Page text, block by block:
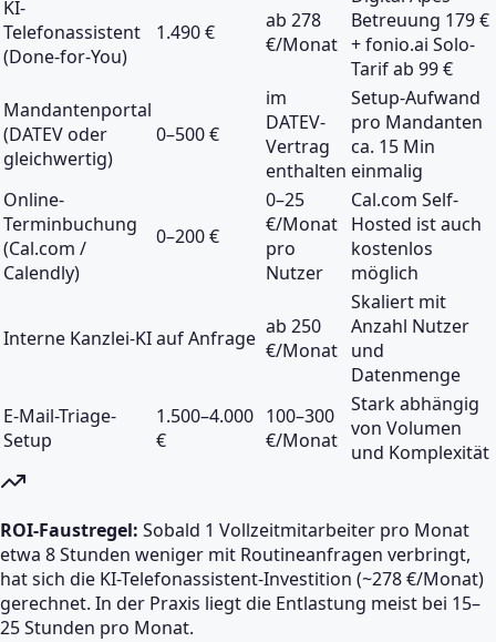
KI-
Telefonassistent
(Done-for-You)
1.490 €
ab 278
€/Monat
Betreuung 179 €
+ fonio.ai Solo-
Tarif ab 99 €
Mandantenportal
(DATEV oder
gleichwertig)
0–500 €
im
DATEV-
Vertrag
enthalten
Setup-Aufwand
pro Mandanten
ca. 15 Min
einmalig
Online-
Terminbuchung
(Cal.com /
Calendly)
0–200 €
0–25
€/Monat
pro
Nutzer
Cal.com Self-
Hosted ist auch
kostenlos
möglich
Interne Kanzlei-KIauf Anfrage ab 250
€/Monat
Skaliert mit
Anzahl Nutzer
und
Datenmenge
E-Mail-Triage-
Setup
1.500–4.000
€
100–300
€/Monat
Stark abhängig
von Volumen
und Komplexität
ROI-Faustregel: Sobald 1 Vollzeitmitarbeiter pro Monat
etwa 8 Stunden weniger mit Routineanfragen verbringt,
hat sich die KI-Telefonassistent-Investition (~278 €/Monat)
gerechnet. In der Praxis liegt die Entlastung meist bei 15–
25 Stunden pro Monat.